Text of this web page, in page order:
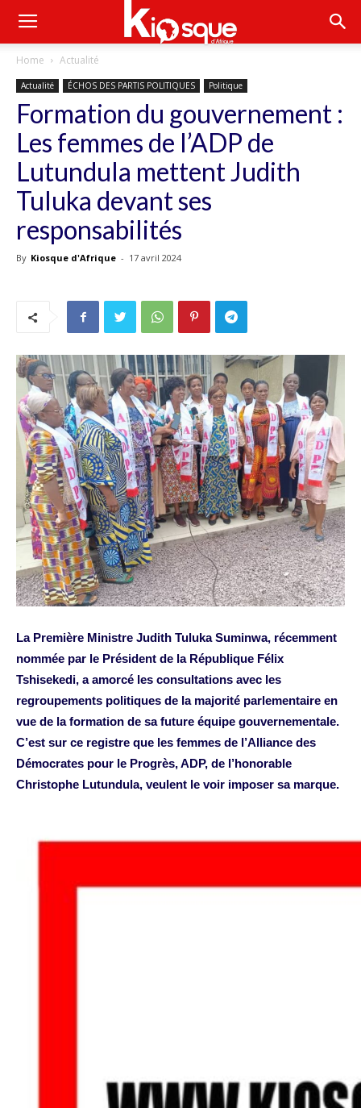
Home Actualité
Actualité ÉCHOS DES PARTIS POLITIQUES Politique
Formation du gouvernement :
Les femmes de l’ADP de
Lutundula mettent Judith
Tuluka devant ses
responsabilités
By Kiosque d'Afrique - 17 avril 2024
La Première Ministre Judith Tuluka Suminwa, récemment
nommée par le Président de la République Félix
Tshisekedi, a amorcé les consultations avec les
regroupements politiques de la majorité parlementaire en
vue de la formation de sa future équipe gouvernementale.
C’est sur ce registre que les femmes de l’Alliance des
Démocrates pour le Progrès, ADP, de l’honorable
Christophe Lutundula, veulent le voir imposer sa marque.